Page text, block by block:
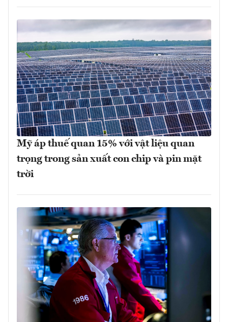
Mỹ áp thuế quan 15% với vật liệu quan
trọng trong sản xuất con chip và pin mặt
trời